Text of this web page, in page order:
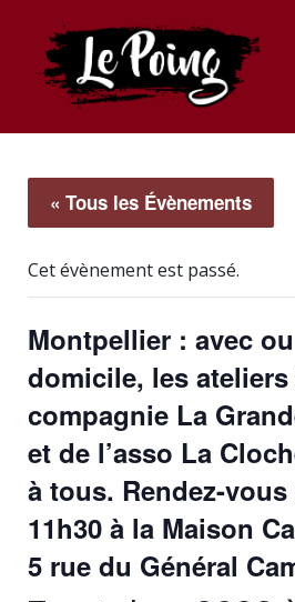
« Tous les Évènements
Cet évènement est passé.
Montpellier : avec
domicile, les
compagnie La
et de l’asso La
à tous. Rendez-vous
11h30 à la Maison
5 rue du Général